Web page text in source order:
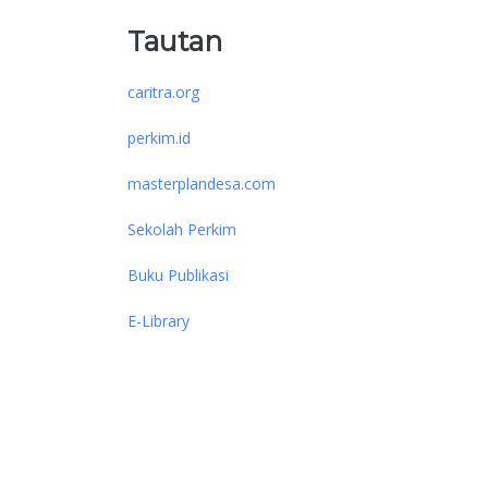
Tautan
caritra.org
perkim.id
masterplandesa.com
Sekolah Perkim
Buku Publikasi
E-Library